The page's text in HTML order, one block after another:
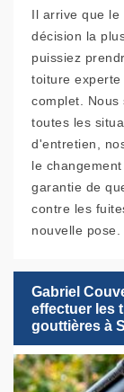
Il arrive que le
décision la
puissiez
toiture
complet. Nous
toutes les
d'entretien,
le
garantie de
contre les
nouvelle pose.
Gabriel
effectuer les
gouttières à